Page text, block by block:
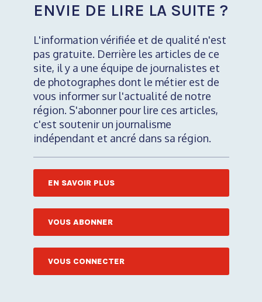
ENVIE DE LIRE LA SUITE ?
L'information vérifiée et de qualité n'est
pas gratuite. Derrière les articles de ce
site, il y a une équipe de journalistes et
de photographes dont le métier est de
vous informer sur l'actualité de notre
région. S'abonner pour lire ces articles,
c'est soutenir un journalisme
indépendant et ancré dans sa région.
EN SAVOIR PLUS
VOUS ABONNER
VOUS CONNECTER